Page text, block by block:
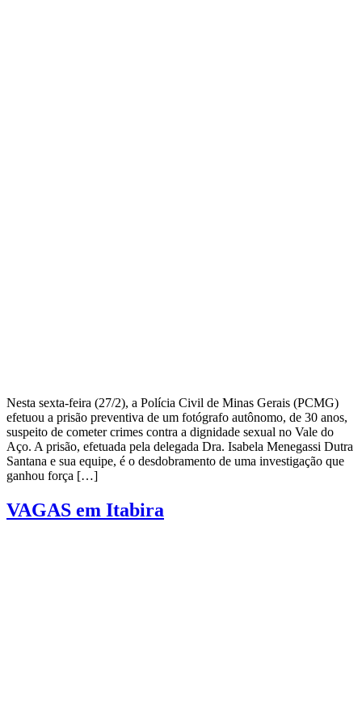
Nesta sexta-feira (27/2), a Polícia Civil de Minas Gerais (PCMG)
efetuou a prisão preventiva de um fotógrafo autônomo, de 30 anos,
suspeito de cometer crimes contra a dignidade sexual no Vale do
Aço. A prisão, efetuada pela delegada Dra. Isabela Menegassi Dutra
Santana e sua equipe, é o desdobramento de uma investigação que
ganhou força […]
VAGAS em Itabira